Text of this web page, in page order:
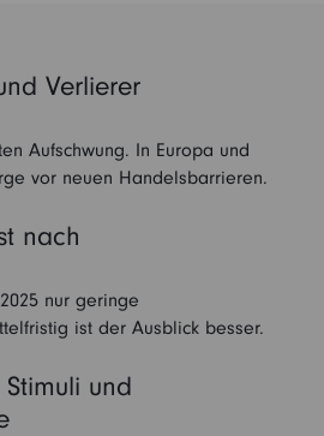
Verlierer
Aufschwung. In Europa und
vor neuen Handelsbarrieren.
nach
nur geringe
ist der Ausblick besser.
und